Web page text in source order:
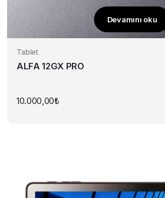
Devamını oku
Tablet
ALFA 12GX PRO
10.000,00₺